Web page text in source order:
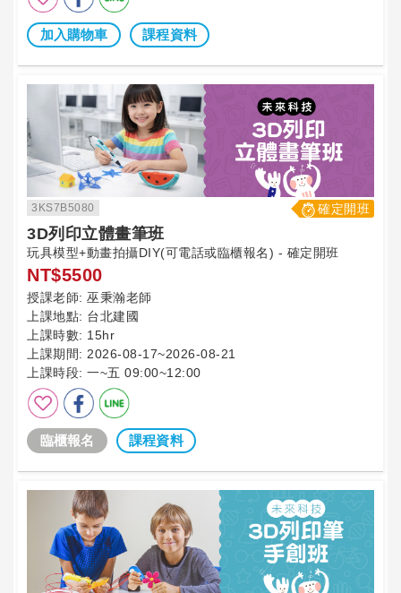
加入購物車 課程資料
3KS7B5080 確定開班
3D列印立體畫筆班
玩具模型+動畫拍攝DIY(可電話或臨櫃報名) - 確定開班
NT$5500
授課老師: 巫秉瀚老師
上課地點: 台北建國
上課時數: 15hr
上課期間: 2026-08-17~2026-08-21
上課時段: 一~五 09:00~12:00
臨櫃報名 課程資料